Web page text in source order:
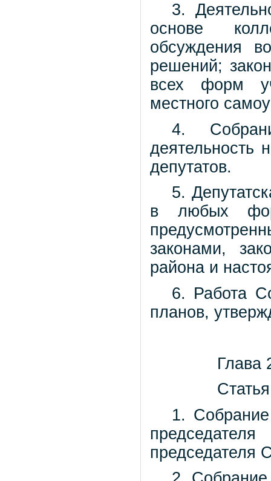
3.
основе
обсуждения
решений;
всех форм
местного
4.
деятельность
депутатов.
5.
в любых
законами,
района и
6. Работа
планов,
1. Собрание
председателя